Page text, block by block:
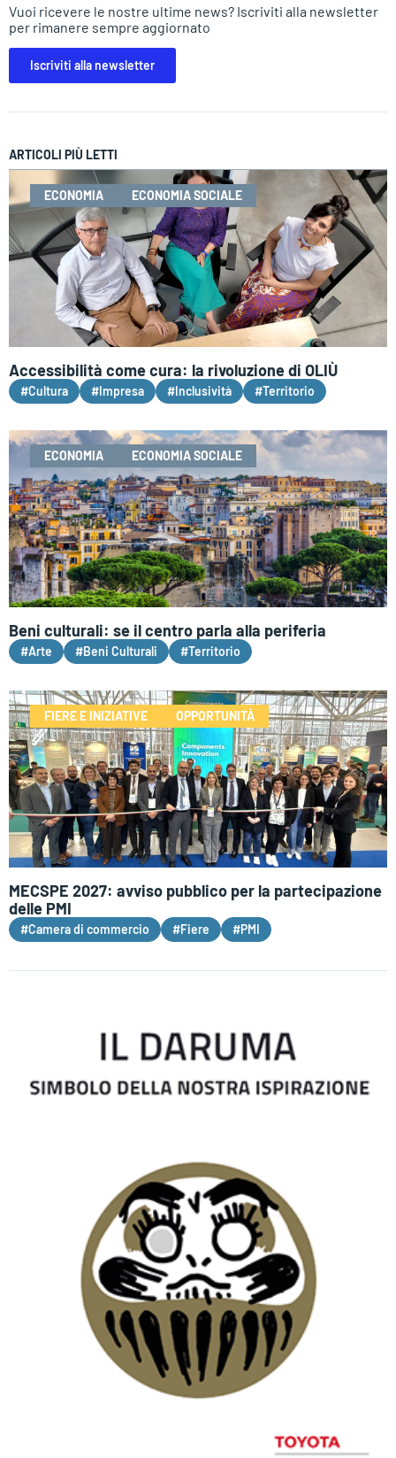
Vuoi ricevere le nostre ultime news? Iscriviti alla newsletter
per rimanere sempre aggiornato
Iscriviti alla newsletter
ARTICOLI PIÙ LETTI
ECONOMIA ECONOMIA SOCIALE
Accessibilità come cura: la rivoluzione di OLIÙ
#Cultura #Impresa #Inclusività #Territorio
ECONOMIA ECONOMIA SOCIALE
Beni culturali: se il centro parla alla periferia
#Arte #Beni Culturali #Territorio
FIERE E INIZIATIVE OPPORTUNITÀ
MECSPE 2027: avviso pubblico per la partecipazione
delle PMI
#Camera di commercio #Fiere #PMI